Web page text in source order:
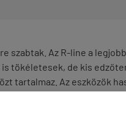
szabtak. Az R-line a
tökéletesek, de kis
tartalmaz. Az eszközök